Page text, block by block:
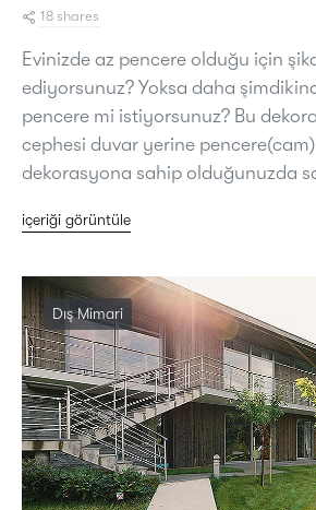
18 shares
Evinizde az pencere olduğu için
ediyorsunuz? Yoksa daha
pencere mi istiyorsunuz? Bu
cephesi duvar yerine pencere(cam)
dekorasyona sahip olduğunuzda
içeriği görüntüle
Dış Mimari